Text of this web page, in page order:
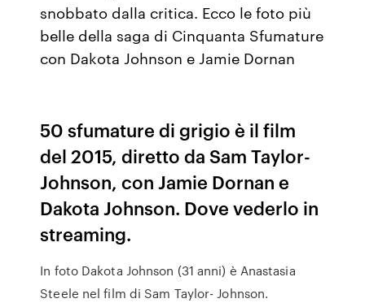
snobbato dalla critica. Ecco le foto più
belle della saga di Cinquanta Sfumature
con Dakota Johnson e Jamie Dornan
50 sfumature di grigio è il film
del 2015, diretto da Sam Taylor-
Johnson, con Jamie Dornan e
Dakota Johnson. Dove vederlo in
streaming.
In foto Dakota Johnson (31 anni) è Anastasia
Steele nel film di Sam Taylor- Johnson.